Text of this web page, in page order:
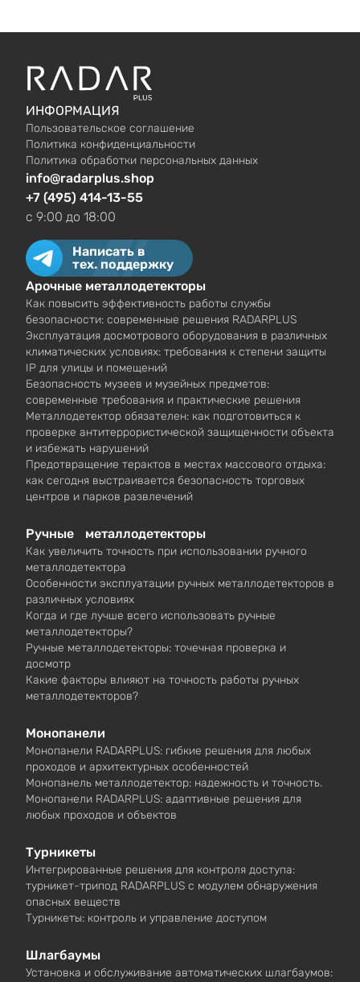
ИНФОРМАЦИЯ
Пользовательское соглашение
Политика конфиденциальности
Политика обработки персональных данных
info@radarplus.shop
+7 (495) 414-13-55
c 9:00 до 18:00
Написать в
тех. поддержку
Арочные металлодетекторы
Как повысить эффективность работы службы
безопасности: современные решения RADARPLUS
Эксплуатация досмотрового оборудования в различных
климатических условиях: требования к степени защиты
IP для улицы и помещений
Безопасность музеев и музейных предметов:
современные требования и практические решения
Металлодетектор обязателен: как подготовиться к
проверке антитеррористической защищенности объекта
и избежать нарушений
Предотвращение терактов в местах массового отдыха:
как сегодня выстраивается безопасность торговых
центров и парков развлечений
Ручные металлодетекторы
Как увеличить точность при использовании ручного
металлодетектора
Особенности эксплуатации ручных металлодетекторов в
различных условиях
Когда и где лучше всего использовать ручные
металлодетекторы?
Ручные металлодетекторы: точечная проверка и
досмотр
Какие факторы влияют на точность работы ручных
металлодетекторов?
Монопанели
Монопанели RADARPLUS: гибкие решения для любых
проходов и архитектурных особенностей
Монопанель металлодетектор: надежность и точность.
Монопанели RADARPLUS: адаптивные решения для
любых проходов и объектов
Турникеты
Интегрированные решения для контроля доступа:
турникет-трипод RADARPLUS с модулем обнаружения
опасных веществ
Турникеты: контроль и управление доступом
Шлагбаумы
Установка и обслуживание автоматических шлагбаумов: